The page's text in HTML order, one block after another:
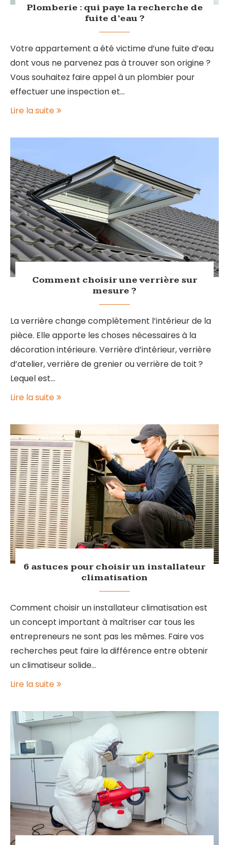
Plomberie : qui paye la recherche de
fuite d’eau ?
Votre appartement a été victime d’une fuite d’eau
dont vous ne parvenez pas à trouver son origine ?
Vous souhaitez faire appel à un plombier pour
effectuer une inspection et…
Lire la suite
Comment choisir une verrière sur
mesure ?
La verrière change complètement l’intérieur de la
pièce. Elle apporte les choses nécessaires à la
décoration intérieure. Verrière d’intérieur, verrière
d’atelier, verrière de grenier ou verrière de toit ?
Lequel est…
Lire la suite
6 astuces pour choisir un installateur
climatisation
Comment choisir un installateur climatisation est
un concept important à maîtriser car tous les
entrepreneurs ne sont pas les mêmes. Faire vos
recherches peut faire la différence entre obtenir
un climatiseur solide…
Lire la suite